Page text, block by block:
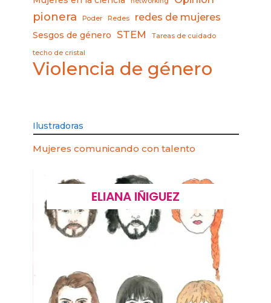
pionera Poder Redes redes de mujeres
Sesgos de género STEM Tareas de cuidado
techo de cristal
Violencia de género
Ilustradoras
Mujeres comunicando con talento
ELIANA IÑIGUEZ